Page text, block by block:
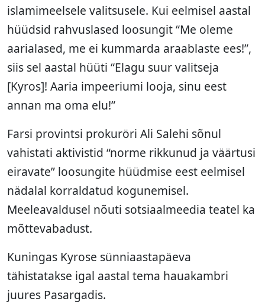
islamimeelsele valitsusele. Kui eelmisel aastal
hüüdsid rahvuslased loosungit “Me oleme
aarialased, me ei kummarda araablaste ees!”,
siis sel aastal hüüti “Elagu suur valitseja
[Kyros]! Aaria impeeriumi looja, sinu eest
annan ma oma elu!”
Farsi provintsi prokuröri Ali Salehi sõnul
vahistati aktivistid “norme rikkunud ja väärtusi
eiravate” loosungite hüüdmise eest eelmisel
nädalal korraldatud kogunemisel.
Meeleavaldusel nõuti sotsiaalmeedia teatel ka
mõttevabadust.
Kuningas Kyrose sünniaastapäeva
tähistatakse igal aastal tema hauakambri
juures Pasargadis.